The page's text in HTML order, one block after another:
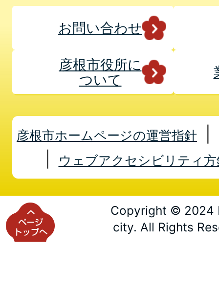
お問い合わせ
彦根市役所に
ついて
彦根市ホームページの運営指針
ウェブアクセシビリティ方
Copyright © 2024
city. All Rights